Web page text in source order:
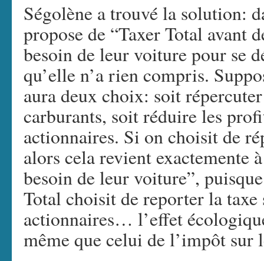
Ségolène a trouvé la solution:
propose de “Taxer Total avant
besoin de leur voiture pour se
qu’elle n’a rien compris.
aura deux choix: soit
carburants, soit réduire les
actionnaires. Si on choisit de
alors cela revient exactemente
besoin de leur voiture”,
Total choisit de reporter la taxe
actionnaires… l’effet
même que celui de l’impôt sur